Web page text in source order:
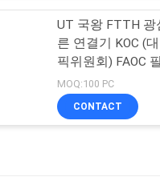
UT 국왕 FTTH 광
른 연결기 KOC (
픽위원회) FAOC
셈블리 광 커넥터
MOQ:100 PC
CONTACT